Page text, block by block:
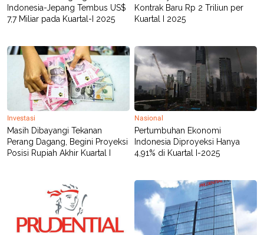
Indonesia-Jepang Tembus US$
7,7 Miliar pada Kuartal-I 2025
Kontrak Baru Rp 2 Triliun per
Kuartal I 2025
Investasi
Masih Dibayangi Tekanan
Perang Dagang, Begini Proyeksi
Posisi Rupiah Akhir Kuartal I
Nasional
Pertumbuhan Ekonomi
Indonesia Diproyeksi Hanya
4,91% di Kuartal I-2025